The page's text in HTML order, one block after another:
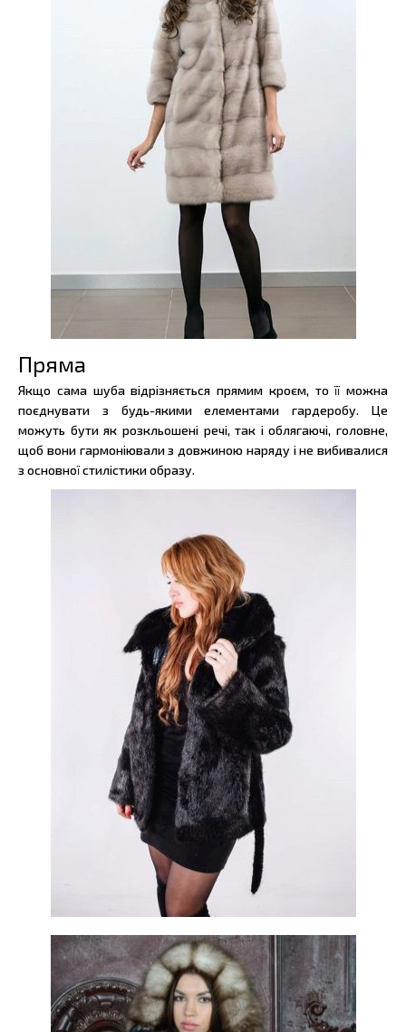
Пряма
Якщо сама шуба відрізняється прямим кроєм, то її можна
поєднувати з будь-якими елементами гардеробу. Це
можуть бути як розкльошені речі, так і облягаючі, головне,
щоб вони гармоніювали з довжиною наряду і не вибивалися
з основної стилістики образу.